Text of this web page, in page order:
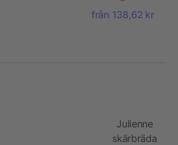
från 138,62 kr
Julienne
skärbräda